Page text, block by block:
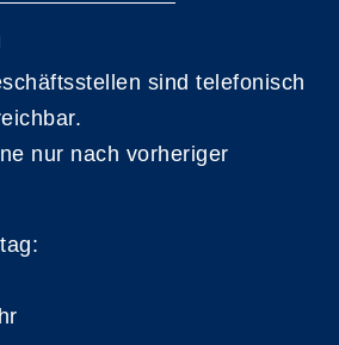
sind telefonisch
nur nach vorheriger